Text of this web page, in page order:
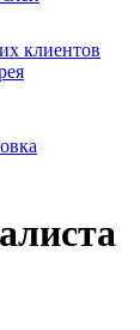
клиентов